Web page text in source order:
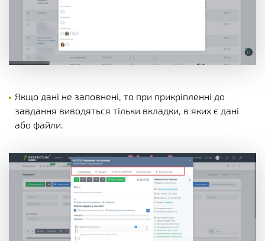
Якщо дані не заповнені, то при прикріпленні до
завдання виводяться тільки вкладки, в яких є дані
або файли.